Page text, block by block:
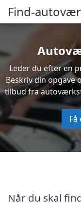
Find-
Leder du efter en
Beskriv din opgave
tilbud fra
Når du skal